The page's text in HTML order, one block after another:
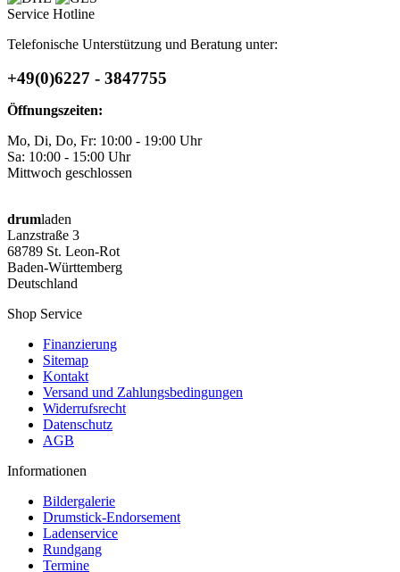
Service Hotline
Telefonische Unterstützung und Beratung unter:
+49(0)6227 - 3847755
Öffnungszeiten:
Mo, Di, Do, Fr: 10:00 - 19:00 Uhr
Sa: 10:00 - 15:00 Uhr
Mittwoch geschlossen
drumladen
Lanzstraße 3
68789 St. Leon-Rot
Baden-Württemberg
Deutschland
Shop Service
Finanzierung
Sitemap
Kontakt
Versand und Zahlungsbedingungen
Widerrufsrecht
Datenschutz
AGB
Informationen
Bildergalerie
Drumstick-Endorsement
Ladenservice
Rundgang
Termine